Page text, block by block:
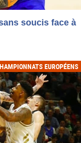
soucis face à
EUROPÉENS